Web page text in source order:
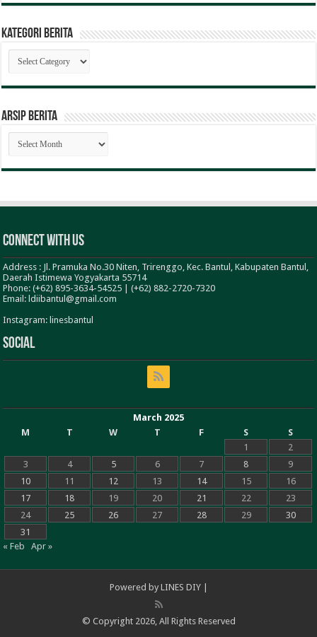
Kategori Berita
Kategori
Berita
ARSIP BERITA
ARSIP
BERITA
Connect With Us
Address : Jl. Pramuka No.30 Niten, Trirenggo, Kec. Bantul, Kabupaten Bantul,
Daerah Istimewa Yogyakarta 55714
Phone: (+62) 895-3634-54525 | (+62) 882-2720-7320
Email: ldiibantul@gmail.com
Instagram: linesbantul
Social
March 2025
M
T W T F S
S
1
2
3
4 5 6 7 8
9
10
11 12 13 14 15
16
17
18 19 20 21 22
23
24
25 26 27 28 29
30
31
« Feb
Apr »
Powered by LINES DIY|
© Copyright 2026, All Rights Reserved